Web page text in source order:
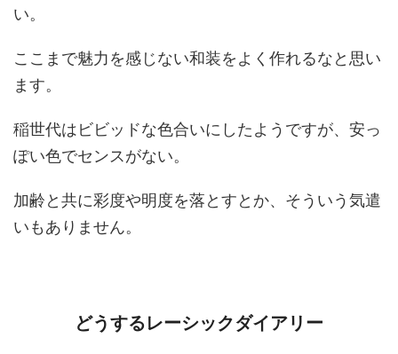
い。
ここまで魅力を感じない和装をよく作れるなと思い
ます。
稲世代はビビッドな色合いにしたようですが、安っ
ぽい色でセンスがない。
加齢と共に彩度や明度を落とすとか、そういう気遣
いもありません。
どうするレーシックダイアリー